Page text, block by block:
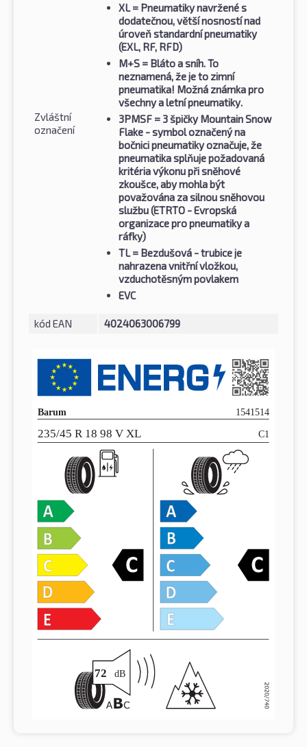
Zvláštní
označení
XL= Pneumatiky navržené s
dodatečnou, větší nosností nad
úroveň standardní pneumatiky
(EXL, RF, RFD)
M+S = Bláto a sníh. To
neznamená, že je to zimní
pneumatika! Možná známka pro
všechny a letní pneumatiky.
3PMSF = 3 špičky Mountain Snow
Flake - symbol označený na
bočnici pneumatiky označuje, že
pneumatika splňuje požadovaná
kritéria výkonu při sněhové
zkoušce, aby mohla být
považována za silnou sněhovou
službu (ETRTO - Evropská
organizace pro pneumatiky a
ráfky)
TL= Bezdušová - trubice je
nahrazena vnitřní vložkou,
vzduchotěsným povlakem
EVC
kód EAN 4024063006799